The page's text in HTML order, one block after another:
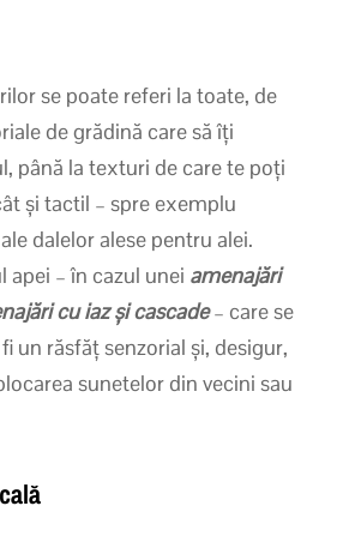
se poate referi la toate, de
de grădină care să îți
până la texturi de care te poți
și tactil – spre exemplu
dalelor alese pentru alei.
apei – în cazul unei amenajări
cu iaz și cascade– care se
un răsfăț senzorial și, desigur,
sunetelor din vecini sau